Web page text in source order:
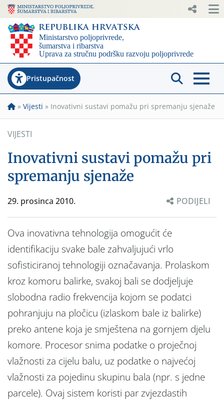
Pristupačnost
» Vijesti » Inovativni sustavi pomažu pri spremanju sjenaže
VIJESTI
Inovativni sustavi pomažu pri
spremanju sjenaže
29. prosinca 2010. PODIJELI
Ova inovativna tehnologija omogućit će
identifikaciju svake bale zahvaljujući vrlo
sofisticiranoj tehnologiji označavanja. Prolaskom
kroz komoru balirke, svakoj bali se dodjeljuje
slobodna radio frekvencija kojom se podatci
pohranjuju na pločicu (izlaskom bale iz balirke)
preko antene koja je smještena na gornjem djelu
komore. Procesor snima podatke o proječnoj
vlažnosti za cijelu balu, uz podatke o najvećoj
vlažnosti za pojedinu skupinu bala (npr. s jedne
parcele). Ovaj sistem koristi par zvjezdastih